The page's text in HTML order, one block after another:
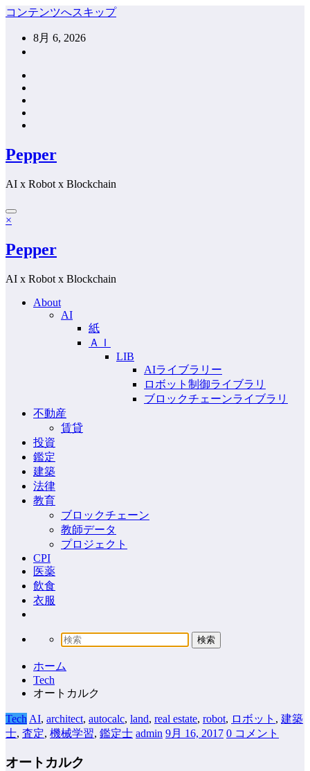
コンテンツへスキップ
8月 6, 2026
Pepper
AI x Robot x Blockchain
×
Pepper
AI x Robot x Blockchain
About
AI
紙
ＡＩ
LIB
AIライブラリー
ロボット制御ライブラリ
ブロックチェーンライブラリ
不動産
賃貸
投資
鑑定
建築
法律
教育
ブロックチェーン
教師データ
プロジェクト
CPI
医薬
飲食
衣服
ホーム
Tech
オートカルク
Tech AI, architect, autocalc, land, real estate, robot, ロボット , 建築
士, 査定, 機械学習, 鑑定士 admin 9月 16, 2017 0 コメント
オートカルク